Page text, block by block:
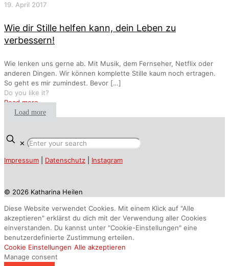
19. April 2017
Wie dir Stille helfen kann, dein Leben zu
verbessern!
Wie lenken uns gerne ab. Mit Musik, dem Fernseher, Netflix oder
anderen Dingen. Wir können komplette Stille kaum noch ertragen.
So geht es mir zumindest. Bevor […]
Do you like it?
Read more
Load more
✕
Impressum Datenschutz Instagram
© 2026 Katharina Heilen
Diese Website verwendet Cookies. Mit einem Klick auf "Alle
akzeptieren" erklärst du dich mit der Verwendung aller Cookies
einverstanden. Du kannst unter "Cookie-Einstellungen" eine
benutzerdefinierte Zustimmung erteilen.
Cookie Einstellungen Alle akzeptieren
Manage consent